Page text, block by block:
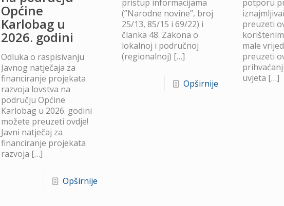
Općine
Karlobag u
2026. godini
Odluka o raspisivanju
Javnog natječaja za
financiranje projekata
razvoja lovstva na
području Općine
Karlobag u 2026. godini
možete preuzeti ovdje!
Javni natječaj za
financiranje projekata
razvoja […]
Opširnije
pristup informacijama
(”Narodne novine”, broj
25/13, 85/15 i 69/22) i
članka 48. Zakona o
lokalnoj i područnoj
(regionalnoj) […]
Opširnije
potporu
preuzeti
male
preuzeti
uvjeta […]